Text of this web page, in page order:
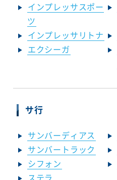
インプレッサスポー
ツ
インプレッサリトナ
エクシーガ
サ行
サンバーディアス
サンバートラック
シフォン
ステラ